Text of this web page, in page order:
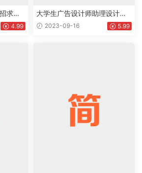
求职
4.99
大学生广告设计师助理设计师
网页设计师相关岗位个人工作
2023-09-16 5.99